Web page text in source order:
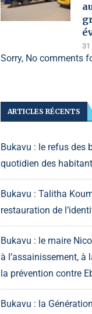
31
Sorry, No comments
ARTICLES RÉCENTS
Bukavu : le refus des
quotidien des
Bukavu : Talitha
restauration de
Bukavu : le maire
à l’assainissement, à
la prévention contre
Bukavu : la